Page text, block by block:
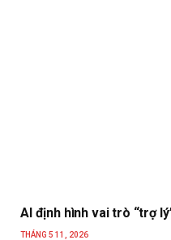
AI định hình vai trò “trợ
THÁNG 5 11, 2026